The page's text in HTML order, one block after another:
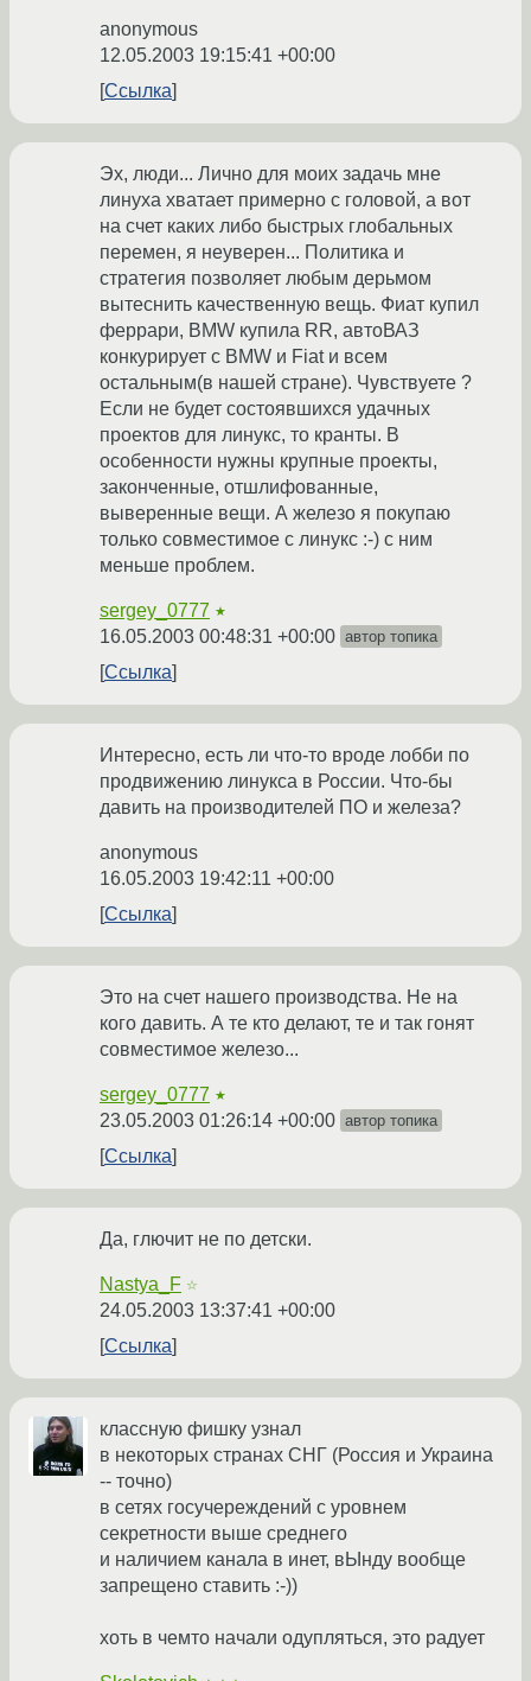
anonymous
12.05.2003 19:15:41 +00:00
Ссылка
Эх, люди... Лично для моих задачь мне
линуха хватает примерно с головой, а вот
на счет каких либо быстрых глобальных
перемен, я неуверен... Политика и
стратегия позволяет любым дерьмом
вытеснить качественную вещь. Фиат купил
феррари, BMW купила RR, автоВАЗ
конкурирует с BMW и Fiat и всем
остальным(в нашей стране). Чувствуете ?
Если не будет состоявшихся удачных
проектов для линукс, то кранты. В
особенности нужны крупные проекты,
законченные, отшлифованные,
выверенные вещи. А железо я покупаю
только совместимое с линукс :-) с ним
меньше проблем.
sergey_0777 ★
16.05.2003 00:48:31 +00:00 автор топика
Ссылка
Интересно, есть ли что-то вроде лобби по
продвижению линукса в России. Что-бы
давить на производителей ПО и железа?
anonymous
16.05.2003 19:42:11 +00:00
Ссылка
Это на счет нашего производства. Не на
кого давить. А те кто делают, те и так гонят
совместимое железо...
sergey_0777 ★
23.05.2003 01:26:14 +00:00 автор топика
Ссылка
Да, глючит не по детски.
Nastya_F ☆
24.05.2003 13:37:41 +00:00
Ссылка
классную фишку узнал
в некоторых странах СНГ (Россия и Украина
-- точно)
в сетях госучереждений с уровнем
секретности выше среднего
и наличием канала в инет, вЫнду вообще
запрещено ставить :-))
хоть в чемто начали одупляться, это радует